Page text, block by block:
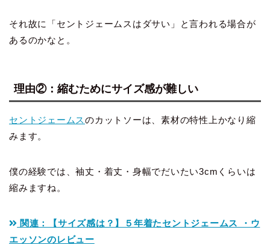
それ故に「セントジェームスはダサい」と言われる場合が
あるのかなと。
理由②：縮むためにサイズ感が難しい
セントジェームスのカットソーは、素材の特性上かなり縮
みます。
僕の経験では、袖丈・着丈・身幅でだいたい3cmくらいは
縮みますね。
関連：【サイズ感は？】５年着たセントジェームス ・ウ
エッソンのレビュー